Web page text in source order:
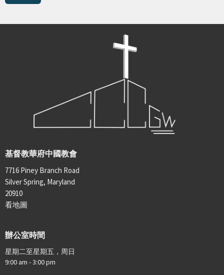
基督教華府中國教會
7716 Piney Branch Road
Silver Spring, Maryland
20910
看地圖
辦公室時間
星期二至星期五，周日
9:00 am - 3:00 pm